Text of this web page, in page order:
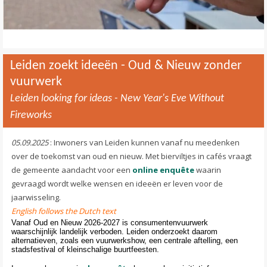
Leiden zoekt ideeën - Oud & Nieuw zonder
vuurwerk
Leiden looking for ideas - New Year's Eve Without
Fireworks
05.09.2025: Inwoners van Leiden kunnen vanaf nu meedenken
over de toekomst van oud en nieuw. Met bierviltjes in cafés vraagt
de gemeente aandacht voor een online enquêtewaarin
gevraagd wordt welke wensen en ideeën er leven voor de
jaarwisseling.
English follows the Dutch text
Vanaf Oud en Nieuw 2026-2027 is consumentenvuurwerk
waarschijnlijk landelijk verboden. Leiden onderzoekt daarom
alternatieven, zoals een vuurwerkshow, een centrale aftelling, een
stadsfestival of kleinschalige buurtfeesten.